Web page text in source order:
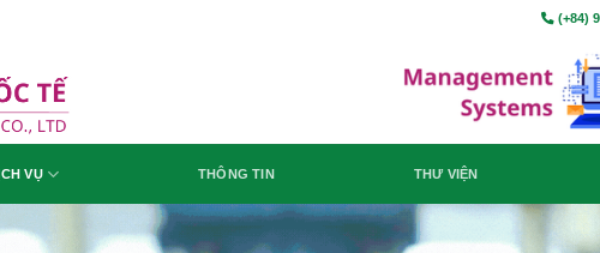
(+84)
VỤ THÔNG TIN THƯ VIỆN